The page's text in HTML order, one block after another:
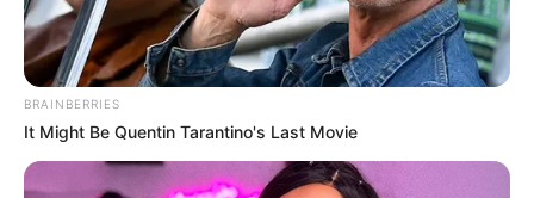
BRAINBERRIES
It Might Be Quentin Tarantino's Last Movie